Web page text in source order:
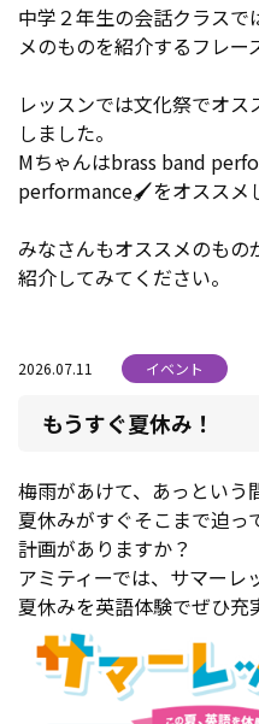
中学２年生の会話クラス
メのものを紹介するフレー
レッスンでは文化祭でオ
しました。
Mちゃんはbrass band
performance🖌をオススメ
みなさんもオススメのも
紹介してみてください。
2026.07.11 イベント
もうすぐ夏休み！
梅雨があけて、あっという
夏休みがすぐそこまで迫っ
計画がありますか？
アミティーでは、サマーレ
夏休みを英語体験でぜひ充